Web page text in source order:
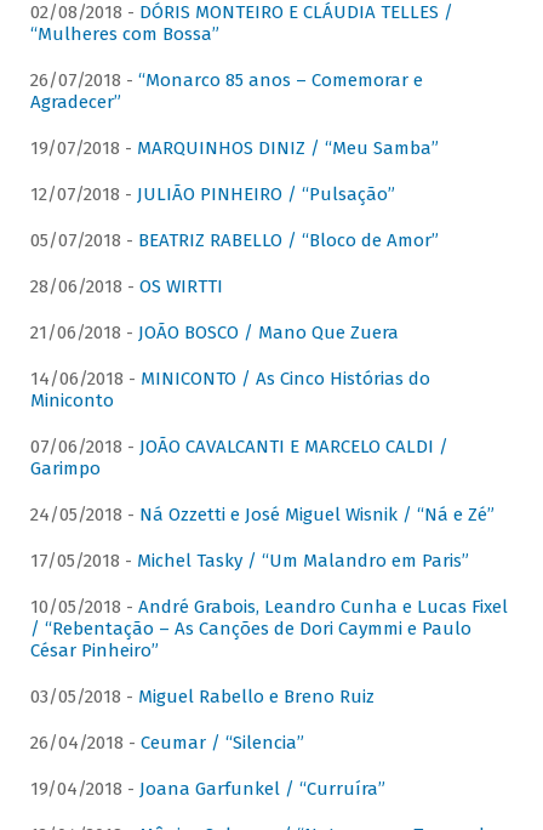
02/08/2018 - DÓRIS MONTEIRO E CLÁUDIA TELLES /
“Mulheres com Bossa”
26/07/2018 - “Monarco 85 anos – Comemorar e
Agradecer”
19/07/2018 - MARQUINHOS DINIZ / “Meu Samba”
12/07/2018 - JULIÃO PINHEIRO / “Pulsação”
05/07/2018 - BEATRIZ RABELLO / “Bloco de Amor”
28/06/2018 - OS WIRTTI
21/06/2018 - JOÃO BOSCO / Mano Que Zuera
14/06/2018 - MINICONTO / As Cinco Histórias do
Miniconto
07/06/2018 - JOÃO CAVALCANTI E MARCELO CALDI /
Garimpo
24/05/2018 - Ná Ozzetti e José Miguel Wisnik / “Ná e Zé”
17/05/2018 - Michel Tasky / “Um Malandro em Paris”
10/05/2018 - André Grabois, Leandro Cunha e Lucas Fixel
/ “Rebentação – As Canções de Dori Caymmi e Paulo
César Pinheiro”
03/05/2018 - Miguel Rabello e Breno Ruiz
26/04/2018 - Ceumar / “Silencia”
19/04/2018 - Joana Garfunkel / “Curruíra”